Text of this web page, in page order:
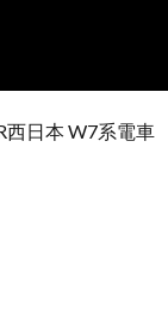
日本 W7系電車